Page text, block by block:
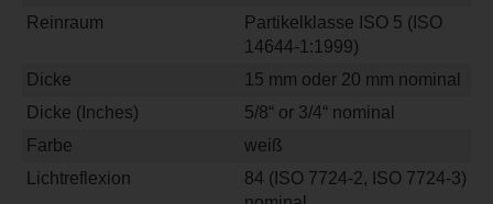
Reinraum
Partikelklasse ISO 5 (ISO
14644-1:1999)
Dicke
15 mm oder 20 mm nominal
Dicke (Inches)
5/8“ or 3/4“ nominal
Farbe
weiß
Lichtreflexion
84 (ISO 7724-2, ISO 7724-3)